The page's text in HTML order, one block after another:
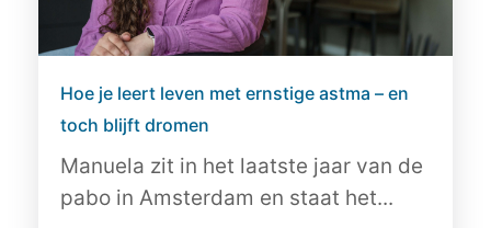
Hoe je leert leven met ernstige astma – en
toch blijft dromen
Manuela zit in het laatste jaar van de
pabo in Amsterdam en staat het...